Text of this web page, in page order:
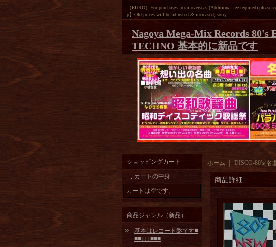
（EURO）For purchases from overseas (Additional fee required)
p】Old prices will be adjusted & increased, sorry.
Nagoya Mega-Mix Records 80's
TECHNO 基本的に新品です
ショッピングカート
カートの中身
カートは空です。
商品ジャンル（新品）
基本はレコード盤です■
■■↓↓↓■■■
ホーム DISCO-80's(名
商品詳細